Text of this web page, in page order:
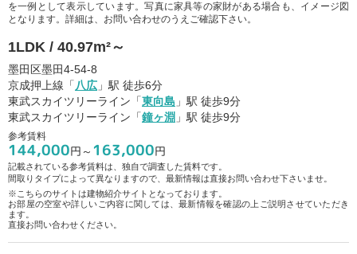
を一例として表示しています。写真に家具等の家財がある場合も、イメージ図
となります。詳細は、お問い合わせのうえご確認下さい。
1LDK / 40.97m²～
墨田区墨田4-54-8
京成押上線「 八広 」駅 徒歩6分
東武スカイツリーライン「東向島 」駅 徒歩9分
東武スカイツリーライン「鐘ヶ淵 」駅 徒歩9分
参考賃料
144,000円～ 163,000円
記載されている参考賃料は、独自で調査した賃料です。
間取りタイプによって異なりますので、最新情報は直接お問い合わせ下さいませ。
※こちらのサイトは建物紹介サイトとなっております。
お部屋の空室や詳しいご内容に関しては、最新情報を確認の上ご説明させていただき
ます。
直接お問い合わせください。